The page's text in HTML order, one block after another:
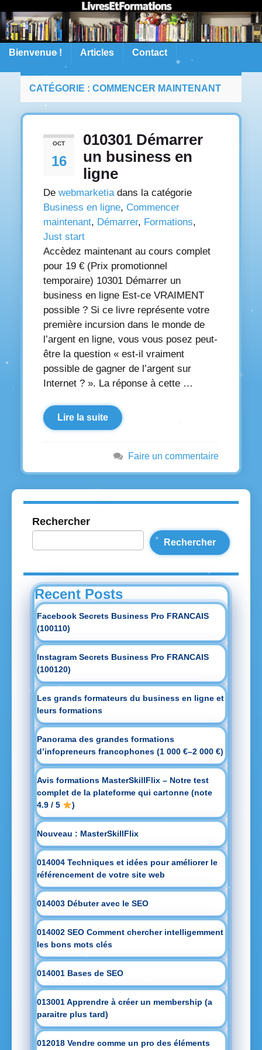
Bienvenue ! Articles Contact
CATÉGORIE : COMMENCER MAINTENANT
OCT
16
010301 Démarrer
un business en
ligne
De webmarketiadans la catégorie
Business en ligne, Commencer
maintenant, Démarrer, Formations,
Just start
Accèdez maintenant au cours complet
pour 19 € (Prix promotionnel
temporaire) 10301 Démarrer un
business en ligne Est-ce VRAIMENT
possible ? Si ce livre représente votre
première incursion dans le monde de
l’argent en ligne, vous vous posez peut-
être la question « est-il vraiment
possible de gagner de l’argent sur
Internet ? ». La réponse à cette …
Lire la suite
Faire un commentaire
Rechercher
Rechercher
Recent Posts
Facebook Secrets Business Pro FRANCAIS
(100110)
Instagram Secrets Business Pro FRANCAIS
(100120)
Les grands formateurs du business en ligne et
leurs formations
Panorama des grandes formations
d’infopreneurs francophones (1 000 €–2 000 €)
Avis formations MasterSkillFlix – Notre test
complet de la plateforme qui cartonne (note
4.9 / 5
)
Nouveau : MasterSkillFlix
014004 Techniques et idées pour améliorer le
référencement de votre site web
014003 Débuter avec le SEO
014002 SEO Comment chercher intelligemment
les bons mots clés
014001 Bases de SEO
013001 Apprendre à créer un membership (a
paraitre plus tard)
012018 Vendre comme un pro des éléments